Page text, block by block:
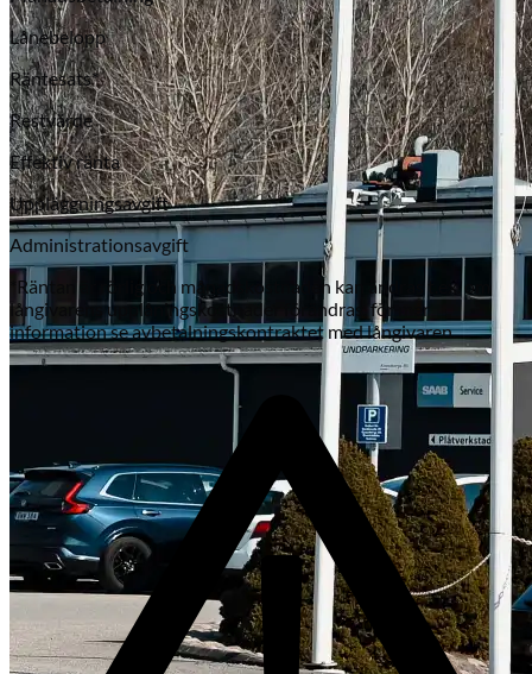
Subaru
Lånebelopp
Räntesats*
Restvärde
Effektiv ränta
Uppläggningsavgift
Administrationsavgift
*Räntan är rörlig och månadskostnaden kan ändras t.ex. om
långivarens upplåningskostnader förändras, för mer
information se avbetalningskontraktet med långivaren.